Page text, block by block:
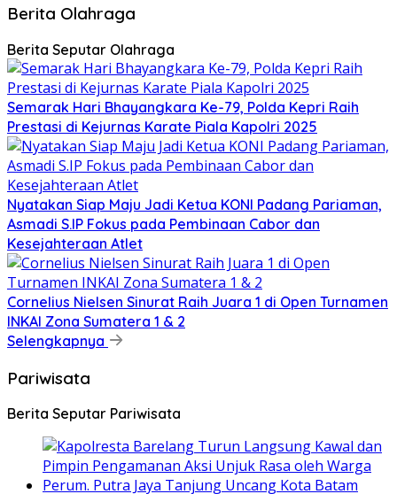
Berita Olahraga
Berita Seputar Olahraga
Semarak Hari Bhayangkara Ke-79, Polda Kepri Raih
Prestasi di Kejurnas Karate Piala Kapolri 2025
Nyatakan Siap Maju Jadi Ketua KONI Padang Pariaman,
Asmadi S.IP Fokus pada Pembinaan Cabor dan
Kesejahteraan Atlet
Cornelius Nielsen Sinurat Raih Juara 1 di Open Turnamen
INKAI Zona Sumatera 1 & 2
Selengkapnya
Pariwisata
Berita Seputar Pariwisata